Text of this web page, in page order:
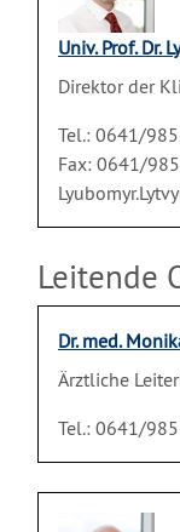
Univ. Prof. Dr.
Direktor der
Tel.: 0641/
Fax: 0641/
Leitende
Dr. med.
Ärztliche
Tel.: 0641/